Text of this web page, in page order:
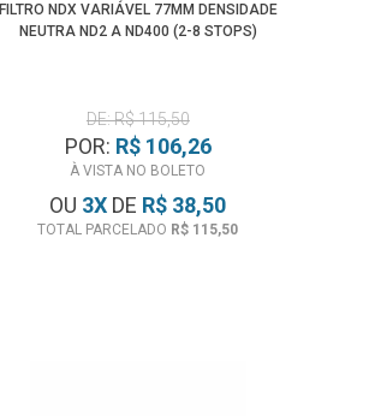
FILTRO NDX VARIÁVEL 77MM DENSIDADE
NEUTRA ND2 A ND400 (2-8 STOPS)
DE: R$ 115,50
POR: R$ 106,26
À VISTA NO BOLETO
OU 3X DE R$ 38,50
TOTAL PARCELADO R$ 115,50